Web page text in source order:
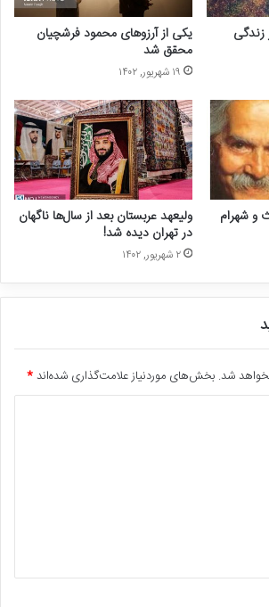
یکی از آرزوهای محمود فرشچیان
محقق شد
۱۹ شهریور, ۱۴۰۲
و شهرام ولیعهد عربستان بعد از سال‌ها ناگهان
در تهران دیده شد!
۲ شهریور, ۱۴۰۲
شد. بخش‌های موردنیاز علامت‌گذاری شده‌اند*